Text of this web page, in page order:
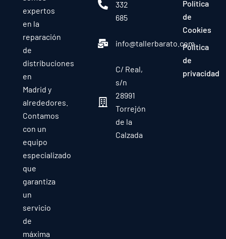
expertos
en la
reparación
de
distribuciones
en
Madrid y
alrededores.
Contamos
con un
equipo
especializado
que
garantiza
un
servicio
de
máxima
332
685
info@tallerbarato.com
C/ Real,
s/n
28991
Torrejón
de la
Calzada
Política
de
Cookies
Política
de
privacidad